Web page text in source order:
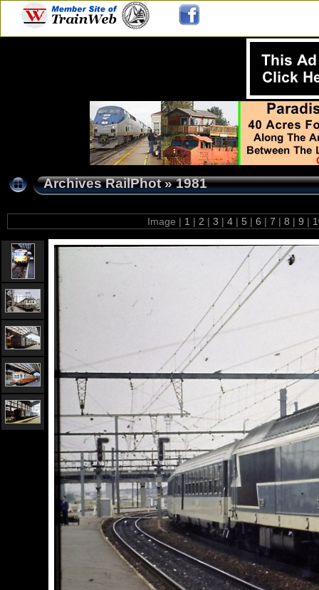
Archives RailPhot»1981
Image | 1 | 2 | 3 | 4 | 5 | 6 | 7 | 8 | 9 |